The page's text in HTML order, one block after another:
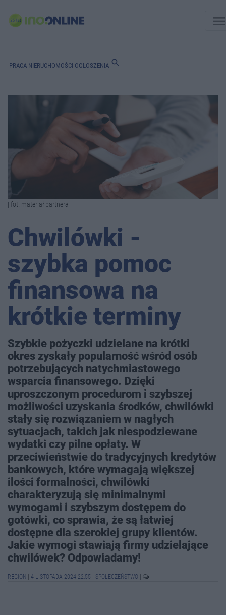
PRACA NIERUCHOMOŚCI OGŁOSZENIA search
| fot. materiał partnera
Chwilówki -
szybka pomoc
finansowa na
krótkie terminy
Szybkie pożyczki udzielane na krótki
okres zyskały popularność wśród osób
potrzebujących natychmiastowego
wsparcia finansowego. Dzięki
uproszczonym procedurom i szybszej
możliwości uzyskania środków, chwilówki
stały się rozwiązaniem w nagłych
sytuacjach, takich jak niespodziewane
wydatki czy pilne opłaty. W
przeciwieństwie do tradycyjnych kredytów
bankowych, które wymagają większej
ilości formalności, chwilówki
charakteryzują się minimalnymi
wymogami i szybszym dostępem do
gotówki, co sprawia, że są łatwiej
dostępne dla szerokiej grupy klientów.
Jakie wymogi stawiają firmy udzielające
chwilówek? Odpowiadamy!
REGION 4 LISTOPADA 2024 22:55 SPOŁECZEŃSTWO